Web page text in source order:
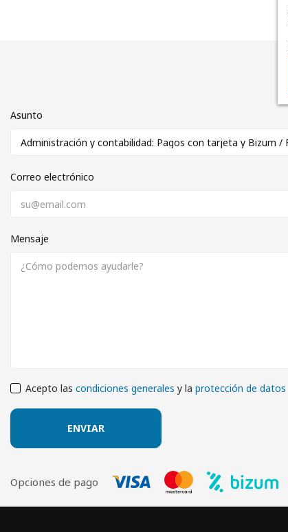
Asunto
Correo electrónico
Mensaje
Acepto las condiciones generales y la protección de datos
Opciones de pago